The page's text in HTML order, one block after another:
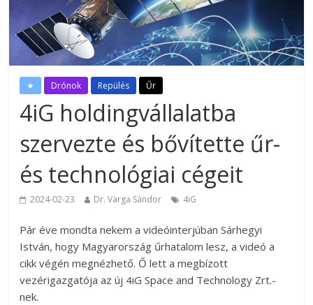
★ Drónok Repülés Űr
4iG holdingvállalatba
szervezte és bővítette űr-
és technológiai cégeit
2024-02-23 Dr. Varga Sándor 4iG
Pár éve mondta nekem a videóinterjúban Sárhegyi
István, hogy Magyarország űrhatalom lesz, a videó a
cikk végén megnézhető. Ő lett a megbízott
vezérigazgatója az új 4iG Space and Technology Zrt.-
nek.